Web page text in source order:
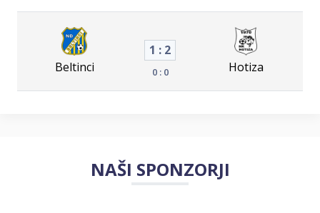
Beltinci
1 : 2
0 : 0 Hotiza
NAŠI SPONZORJI